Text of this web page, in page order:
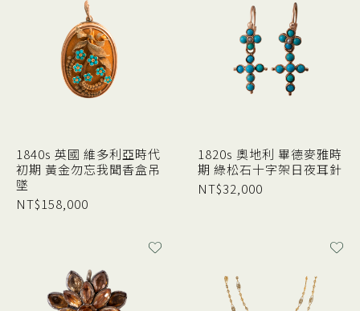
1840s 英國 維多利亞時代
初期 黃金勿忘我聞香盒吊
墜
NT$158,000
1820s 奧地利 畢德麥雅時
期 綠松石十字架日夜耳針
NT$32,000